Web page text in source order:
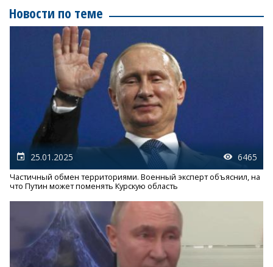
Новости по теме
25.01.2025 6465
Частичный обмен территориями. Военный эксперт объяснил, на
что Путин может поменять Курскую область